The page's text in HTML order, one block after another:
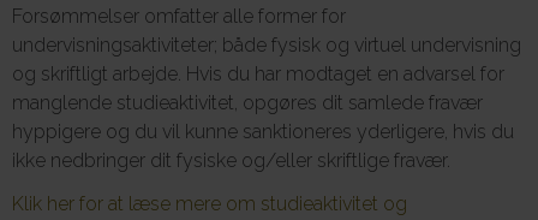
Forsømmelser omfatter alle former for
undervisningsaktiviteter; både fysisk og virtuel undervisning
og skriftligt arbejde. Hvis du har modtaget en advarsel for
manglende studieaktivitet, opgøres dit samlede fravær
hyppigere og du vil kunne sanktioneres yderligere, hvis du
ikke nedbringer dit fysiske og/eller skriftlige fravær.
Klik her for at læse mere om studieaktivitet og